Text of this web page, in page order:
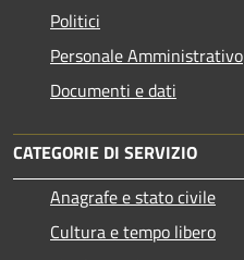
Politici
Personale Amministrativo
Documenti e dati
CATEGORIE DI SERVIZIO
Anagrafe e stato civile
Cultura e tempo libero